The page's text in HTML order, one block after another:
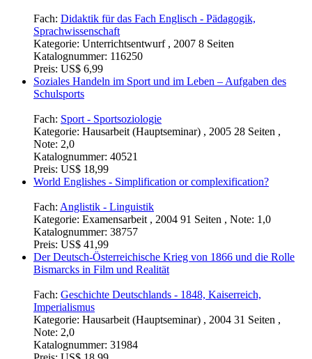
„Silent Viewing of a deleted scene“ – SUS entwickeln eine
Tonspur zum Bild
Fach: Didaktik für das Fach Englisch - Pädagogik,
Sprachwissenschaft
Kategorie:Unterrichtsentwurf , 2007 8 Seiten
Preis: US$ 6,99
Soziales Handeln im Sport und im Leben – Aufgaben des
Schulsports
Fach: Sport - Sportsoziologie
Note: 2,0
Katalognummer:40521
Preis:US$ 18,99
World Englishes - Simplification or complexification?
Fach:Anglistik - Linguistik
Katalognummer: 38757
Preis:US$ 41,99
Der Deutsch-Österreichische Krieg von 1866 und die Rolle
Bismarcks in Film und Realität